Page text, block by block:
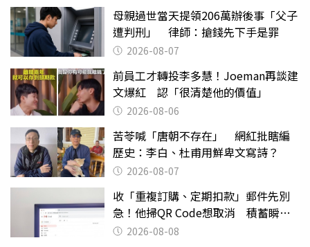
母親過世當天提領206萬辦後事「父子
遭判刑」 律師：搶錢先下手是罪
2026-08-07
前員工才轉投李多慧！Joeman再談建
文爆紅 認「很清楚他的價值」
2026-08-06
苦苓喊「唐朝不存在」 網紅批瞎編
歷史：李白、杜甫用鮮卑文寫詩？
2026-08-07
收「重複訂購、定期扣款」郵件先別
急！他掃QR Code想取消 積蓄瞬間
蒸發2026-08-08